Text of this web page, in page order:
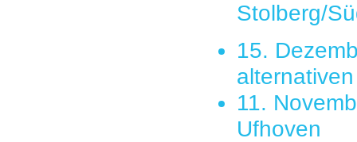
Stolberg/
15.
11.
Ufhoven